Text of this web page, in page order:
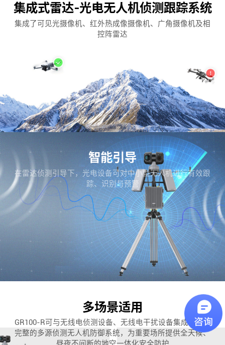
集成式雷达-光电无人机侦测跟踪系统
集成了可见光摄像机、红外热成像摄像机、广角摄像机及相
控阵雷达
智能引导
在雷达侦测引导下，光电设备可对中小型无人机进行有效跟
踪、识别与预警
多场景适用
GR100-R可与无线电侦测设备、无线电干扰设备集成，构成
完整的多源侦测无人机防御系统，为重要场所提供全天候、